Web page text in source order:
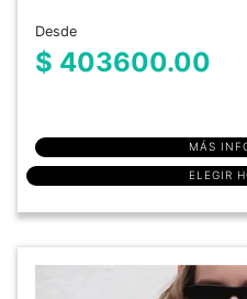
Desde
$ 403600.00
MÁS
ELEGIR